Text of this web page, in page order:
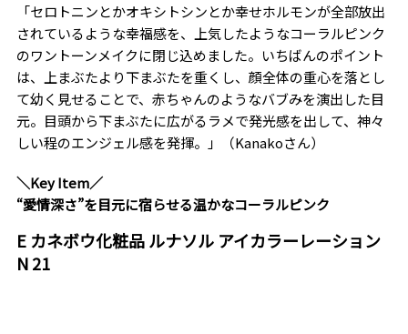
「セロトニンとかオキシトシンとか幸せホルモンが全部放出
されているような幸福感を、上気したようなコーラルピンク
のワントーンメイクに閉じ込めました。いちばんのポイント
は、上まぶたより下まぶたを重くし、顔全体の重心を落とし
て幼く見せることで、赤ちゃんのようなバブみを演出した目
元。目頭から下まぶたに広がるラメで発光感を出して、神々
しい程のエンジェル感を発揮。」（Kanakoさん）
＼Key Item／
“愛情深さ”を目元に宿らせる温かなコーラルピンク
E カネボウ化粧品 ルナソル アイカラーレーション
N 21